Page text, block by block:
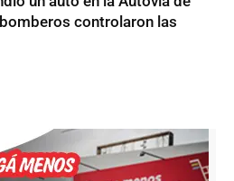
controlaron las